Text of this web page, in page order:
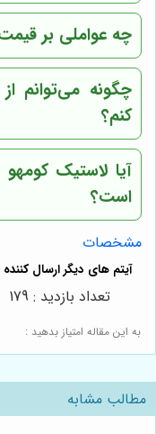
چه عواملی بر
چگونه می‌توانم
کنم؟
آیا لاستیک
است؟
مشخصات
به این مقاله امتیاز بدهید :
تعداد بازدید : 179
مطالب مشابه